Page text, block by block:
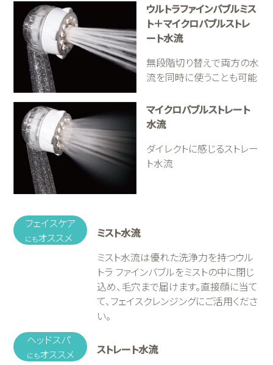
ウルトラファインバブルミス
ト＋マイクロバブルストレ
ート水流
無段階切り替えで両方の水
流を同時に使うことも可能
マイクロバブルストレート
水流
ダイレクトに感じるストレー
ト水流
フェイスケア
にもオススメ
ミスト水流
ミスト水流は優れた洗浄力を持つウル
トラ ファインバブルをミストの中に閉じ
込め、毛穴まで届けます。直接顔に当て
て、フェイスクレンジングにご活用くださ
い。
ヘッドスパ
にもオススメ
ストレート水流